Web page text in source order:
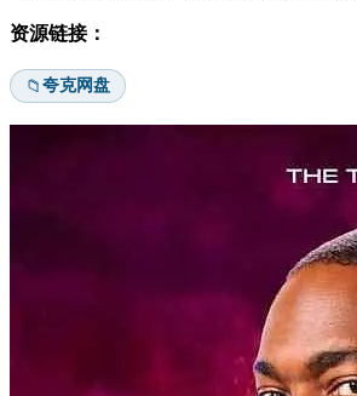
资源链接：
📁夸克网盘